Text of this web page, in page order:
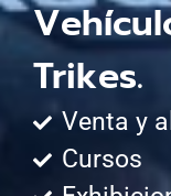
Trikes.
Venta y
Cursos